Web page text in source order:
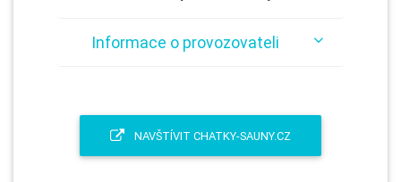
Informace o provozovateli
NAVŠTÍVIT CHATKY-SAUNY.CZ